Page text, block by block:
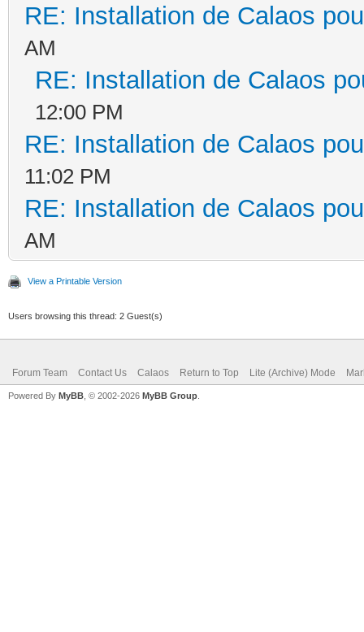
RE: Installation de Calaos
AM
RE: Installation de Calaos
12:00 PM
RE: Installation de Calaos
11:02 PM
RE: Installation de Calaos
AM
View a Printable Version
Users browsing this thread: 2 Guest(s)
Forum Team Contact Us Calaos Return to Top Lite (Archive) Mode
Powered By MyBB , © 2002-2026 MyBB Group